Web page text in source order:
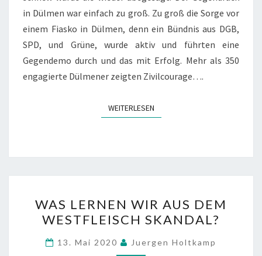
in Dülmen war einfach zu groß. Zu groß die Sorge vor
einem Fiasko in Dülmen, denn ein Bündnis aus DGB,
SPD, und Grüne, wurde aktiv und führten eine
Gegendemo durch und das mit Erfolg. Mehr als 350
engagierte Dülmener zeigten Zivilcourage….
WEITERLESENWEITERLESEN
LERNEN
WIR
AUS
WAS LERNEN WIR AUS DEM
WESTFLEISCH SKANDAL?
13. Mai 2020 Juergen Holtkamp